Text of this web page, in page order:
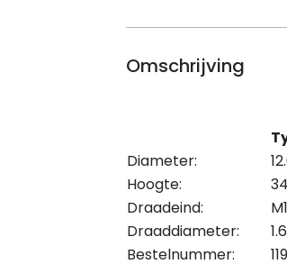
Omschrijving
Diameter:
Hoogte:
Draadeind:
Draaddiameter:
Bestelnummer: